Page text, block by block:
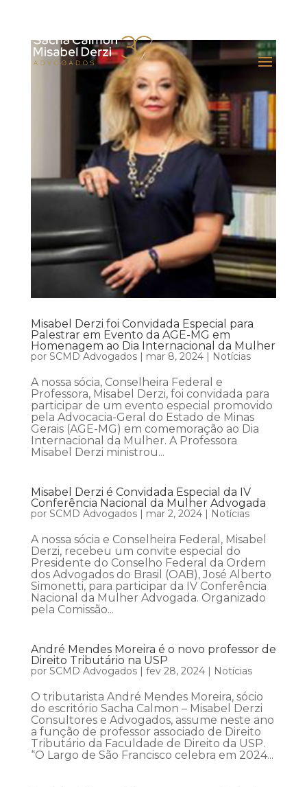
Misabel Derzi foi Convidada Especial para
Palestrar em Evento da AGE-MG em
Homenagem ao Dia Internacional da Mulher
por SCMD Advogados| mar 8, 2024| Notícias
A nossa sócia, Conselheira Federal e
Professora, Misabel Derzi, foi convidada para
participar de um evento especial promovido
pela Advocacia-Geral do Estado de Minas
Gerais (AGE-MG) em comemoração ao Dia
Internacional da Mulher. A Professora
Misabel Derzi ministrou...
Misabel Derzi é Convidada Especial da IV
Conferência Nacional da Mulher Advogada
por SCMD Advogados| mar 2, 2024| Notícias
A nossa sócia e Conselheira Federal, Misabel
Derzi, recebeu um convite especial do
Presidente do Conselho Federal da Ordem
dos Advogados do Brasil (OAB), José Alberto
Simonetti, para participar da IV Conferência
Nacional da Mulher Advogada. Organizado
pela Comissão...
André Mendes Moreira é o novo professor de
Direito Tributário na USP
por SCMD Advogados| fev 28, 2024| Notícias
O tributarista André Mendes Moreira, sócio
do escritório Sacha Calmon – Misabel Derzi
Consultores e Advogados, assume neste ano
a função de professor associado de Direito
Tributário da Faculdade de Direito da USP.
“O Largo de São Francisco celebra em 2024...